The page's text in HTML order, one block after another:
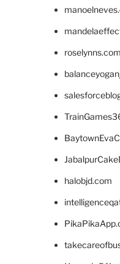
roselynns.com
halobjd.com